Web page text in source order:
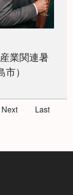
業関連暑
）
Next
Last